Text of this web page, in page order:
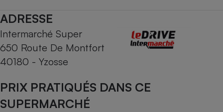
ADRESSE
Intermarché Super
650 Route De Montfort
40180 - Yzosse
PRIX PRATIQUÉS DANS CE
SUPERMARCHÉ
Cafetière à expressos